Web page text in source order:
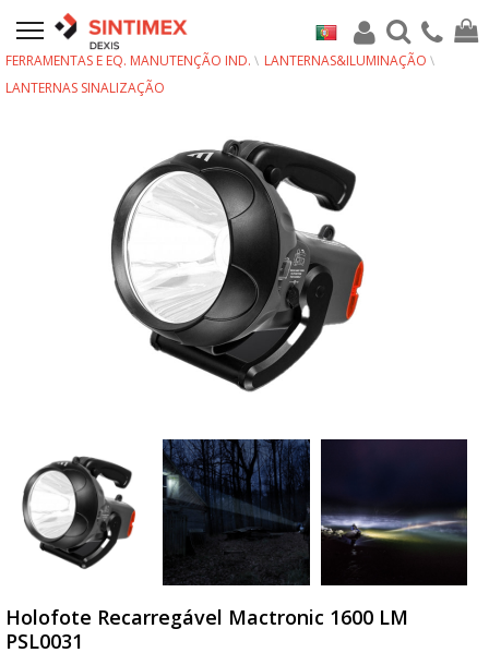
FERRAMENTAS E EQ. MANUTENÇÃO IND.
LANTERNAS&ILUMINAÇÃO
LANTERNAS SINALIZAÇÃO
Holofote Recarregável Mactronic 1600 LM
PSL0031